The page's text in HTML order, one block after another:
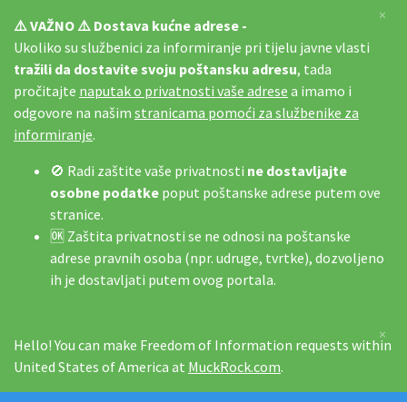
⚠️ VAŽNO ⚠️ Dostava kućne adrese -
Ukoliko su službenici za informiranje pri tijelu javne vlasti
tražili da dostavite svoju poštansku adresu, tada
pročitajte naputak o privatnosti vaše adrese a imamo i
odgovore na našim stranicama pomoći za službenike za
informiranje.
🚫 Radi zaštite vaše privatnosti ne dostavljajte
osobne podatke poput poštanske adrese putem ove
stranice.
🆗 Zaštita privatnosti se ne odnosi na poštanske
adrese pravnih osoba (npr. udruge, tvrtke), dozvoljeno
ih je dostavljati putem ovog portala.
×
Hello! You can make Freedom of Information requests within
United States of America at MuckRock.com.
×